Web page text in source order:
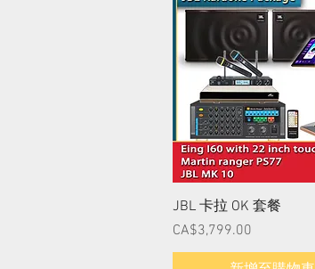
快速瀏覽
JBL 卡拉 OK 套餐
價格
CA$3,799.00